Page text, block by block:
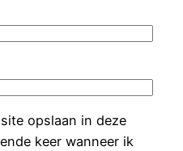
opslaan in deze
keer wanneer ik